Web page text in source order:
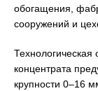
обогащения,
сооружений и
Технологическая
концентрата
крупности 0–16